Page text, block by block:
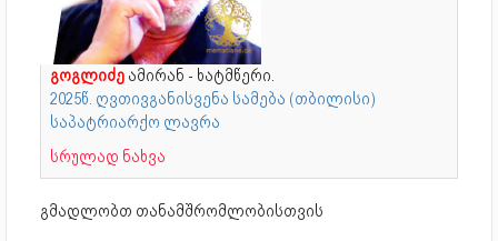
გოგლიძე ამირან - ხატმწერი.
2025წ. ღვთივგანისვენა სამება (თბილისი)
საპატრიარქო ლავრა
სრულად ნახვა
გმადლობთ თანამშრომლობისთვის